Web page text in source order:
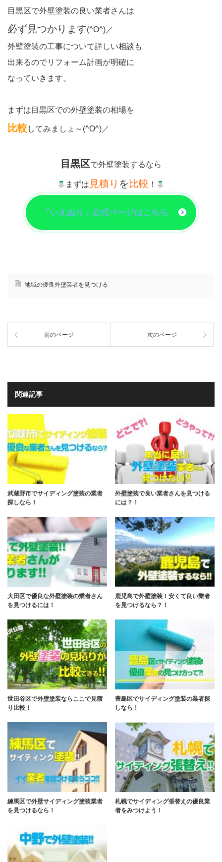
目黒区で外壁塗装の良い業者さんは
必ず見つかります(^O^)／
外壁塗装の工事について詳しい相談も
出来るのでリフォーム計画が明確に
なっていきます。
まずは目黒区での外壁塗装の相場を
比較してみましょ～(^O^)／
目黒区で外壁塗装するなら
まずは 見積り を 比較 ！
「いえぬり」公式ページはこちら
地域の優良外壁業者を見つける
前のページ 次のページ
関連記事
武蔵野市でサイディング塗装の業者
探しなら！
外壁塗装で良い業者さんを見つける
には？！
大田区で優良な外壁塗装の業者さん
を見つけるには！
鹿児島で外壁塗装！安くて良い業者
を見つけるなら？！
世田谷区で外壁塗装ならここで見積
り比較！
豊島区でサイディング塗装の業者探
しなら！
練馬区で外壁サイディング塗装業者
を見つけるなら！
札幌でサイディング張替えの優良業
者をみつけよう！